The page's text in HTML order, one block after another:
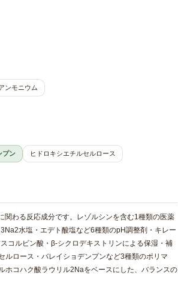
ンモニウム
プン
ヒドロキシエチルセルロース
わる反応成分です。レゾルシンを含む1種類の医薬
水塩・エデト酸塩など6種類のpH調整剤・キレー
コルビン酸・β-シクロデキストリンによる保湿・補
ルロース・バレイショデンプンなど3種類のポリマ
ホコハク酸ラウリル2Naをベースにした、バランスの